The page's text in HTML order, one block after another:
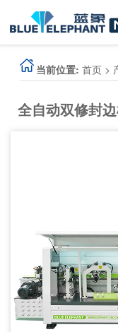
当前位置: 首页>
全自动双修封